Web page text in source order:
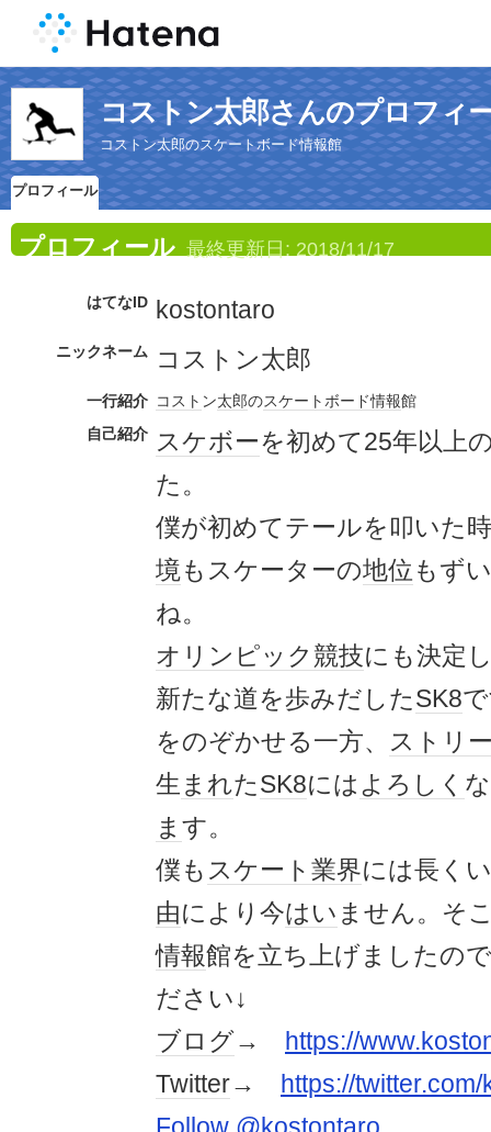
コストン太郎さんのプロフィ
コストン太郎のスケートボード情報館
プロフィール
プロフィール 最終更新日: 2018/11/17
はてなID kostontaro
ニックネーム コストン太郎
一行紹介 コスト ン太郎のスケートボード情報館
自己紹介 スケボーを初めて25年以上
た。
僕が初めてテールを叩いた時
境もスケーターの地位 もず
ね。
オリンピック 競技にも決定
新たな道を歩みだしたSK8
をのぞかせる一方、 ストリ
生 まれたSK8には よろしく
ま す。
僕も スケート 業界には長く
由により今はい ません。そ
情報館を立ち上げましたの
ださい↓
ブログ→
https://
Twitter→
https://